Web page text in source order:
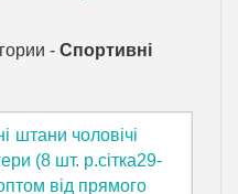
-Спортивні
штани чоловічі
(8 шт. р.сітка29-
від прямого